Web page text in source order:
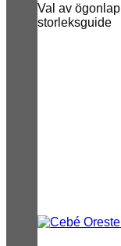
Val av
storleksguide